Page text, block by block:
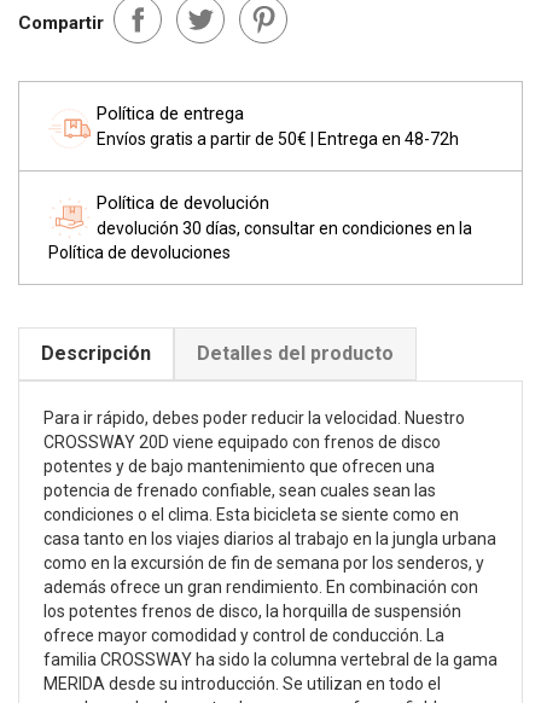
Compartir
Política de entrega
Envíos gratis a partir de 50€ | Entrega en 48-72h
Política de devolución
devolución 30 días, consultar en condiciones en la
Política de devoluciones
Descripción Detalles del producto
Para ir rápido, debes poder reducir la velocidad. Nuestro
CROSSWAY 20D viene equipado con frenos de disco
potentes y de bajo mantenimiento que ofrecen una
potencia de frenado confiable, sean cuales sean las
condiciones o el clima. Esta bicicleta se siente como en
casa tanto en los viajes diarios al trabajo en la jungla urbana
como en la excursión de fin de semana por los senderos, y
además ofrece un gran rendimiento. En combinación con
los potentes frenos de disco, la horquilla de suspensión
ofrece mayor comodidad y control de conducción. La
familia CROSSWAY ha sido la columna vertebral de la gama
MERIDA desde su introducción. Se utilizan en todo el